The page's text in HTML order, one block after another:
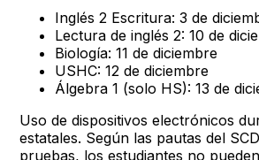
Inglés 2 Escritura: 3 de
Lectura de inglés 2: 10 de
Biología: 11 de diciembre
USHC: 12 de diciembre
Álgebra 1 (solo HS): 13 de
Uso de dispositivos electrónicos
estatales. Según las pautas del
pruebas, los estudiantes no